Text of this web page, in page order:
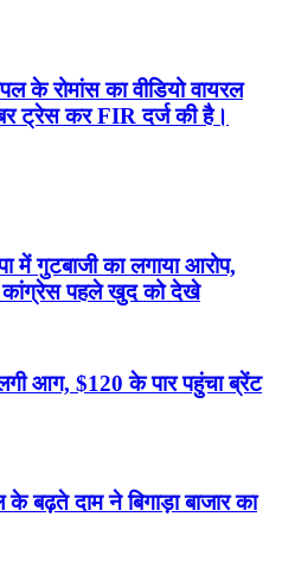
के रोमांस का वीडियो वायरल
ट्रेस कर FIR दर्ज की है।
में गुटबाजी का लगाया आरोप,
कांग्रेस पहले खुद को देखे
आग, $120 के पार पहुंचा ब्रेंट
दाम ने बिगाड़ा बाजार का